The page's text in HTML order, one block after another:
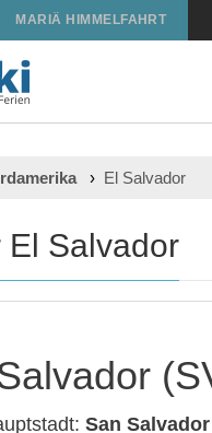
MARIÄ HIMMELFAHRT
El Salvador
El Salvador
San Salvador